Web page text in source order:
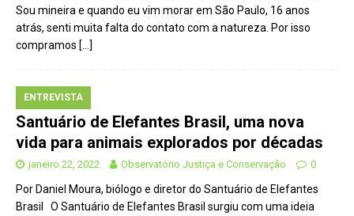
Sou mineira e quando eu vim morar em São Paulo, 16 anos
atrás, senti muita falta do contato com a natureza. Por isso
compramos […]
ENTREVISTA
Santuário de Elefantes Brasil, uma nova
vida para animais explorados por décadas
janeiro 22, 2022 Observatório Justiça e Conservação 0
Por Daniel Moura, biólogo e diretor do Santuário de Elefantes
Brasil O Santuário de Elefantes Brasil surgiu com uma ideia